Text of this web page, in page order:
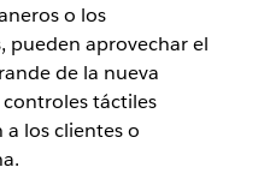
o los
pueden aprovechar el
de la nueva
táctiles
los clientes o